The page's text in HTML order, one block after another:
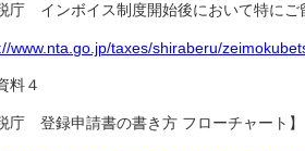
庁 インボイス制度開始後において特にご
www.nta.go.jp/taxes/shiraberu/
料４
庁 登録申請書の書き方 フローチャート】